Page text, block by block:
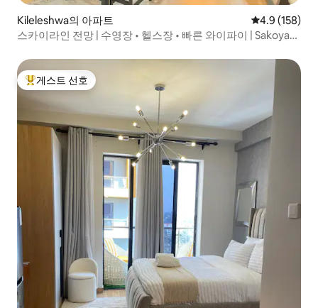
Kileleshwa의 아파트 평점 4.9점(5
4.9 (158)
스카이라인 전망 | 수영장 • 헬스장 • 빠른 와이파이 | Sakoya
상위 게스트 선호
게스트 선호